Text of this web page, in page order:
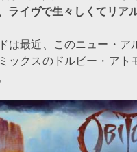
ライヴで生々しくてリア
は最近、このニュー・ア
ックスのドルビー・アト